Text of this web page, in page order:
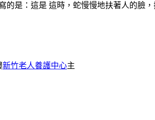
的是：這是 這時，蛇慢慢地扶著人的臉
新竹老人養護中心主